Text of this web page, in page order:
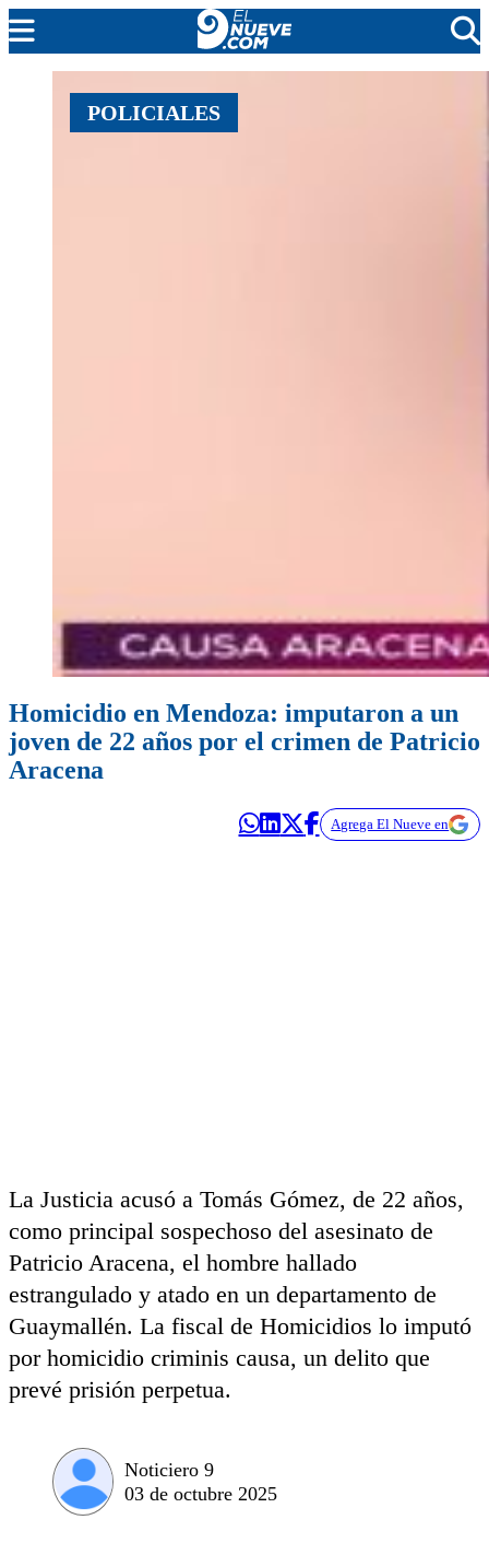
EL NUEVE
SOCIEDAD
POLICIALES
Homicidio en Mendoza: imputaron a un
joven de 22 años por el crimen de Patricio
Aracena
Agrega El Nueve en
La Justicia acusó a Tomás Gómez, de 22 años,
como principal sospechoso del asesinato de
Patricio Aracena, el hombre hallado
estrangulado y atado en un departamento de
Guaymallén. La fiscal de Homicidios lo imputó
por homicidio criminis causa, un delito que
prevé prisión perpetua.
Noticiero 9
03 de octubre 2025